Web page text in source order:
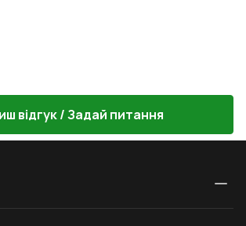
відгук / Задай питання